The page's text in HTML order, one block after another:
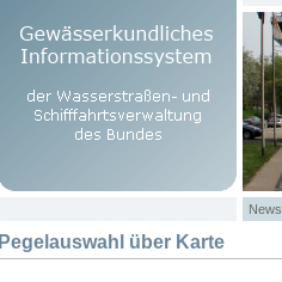
Pegelauswahl über Karte